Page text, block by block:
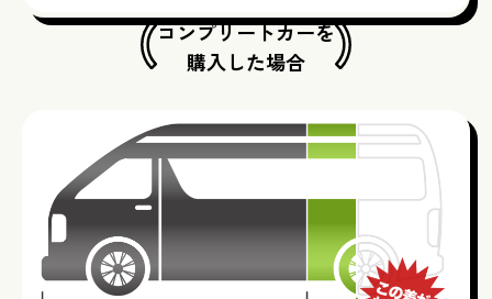
コンプリートカーを
​​​​​​​購入した場合